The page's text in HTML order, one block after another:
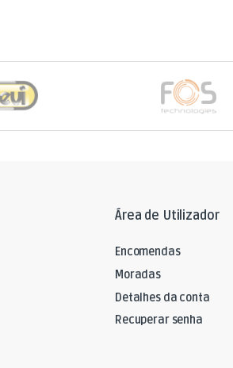
Área de Utilizador
Encomendas
Moradas
Detalhes da conta
Recuperar senha